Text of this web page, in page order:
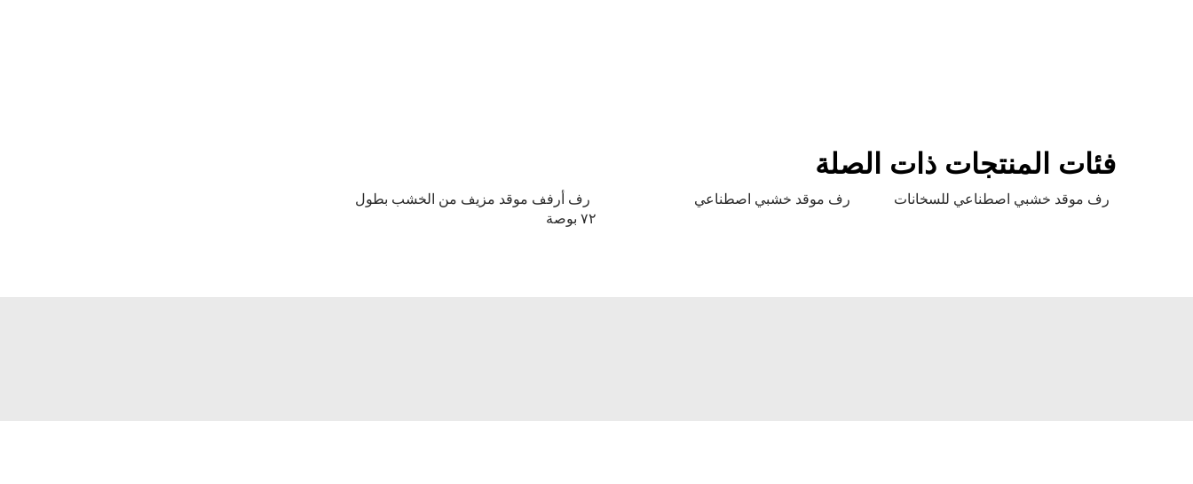
فئات المنتجات ذات الصلة
رف موقد خشبي اصطناعي للسخانات رف موقد خشبي اصطناعي
رف أرفف موقد مزيف من الخشب بطول
٧٢ بوصة